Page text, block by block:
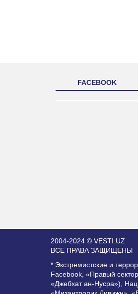
FACEBOOK
2004-2024 © VESTI.UZ
ВСЕ ПРАВА ЗАЩИЩЕНЫ
* Экстремистские и
Facebook, «Правый
«Джебхат ан-Нусра»),